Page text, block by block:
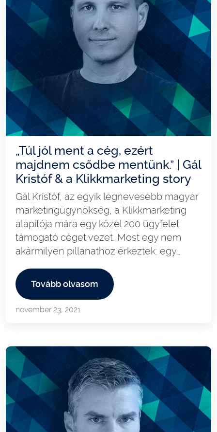
„Túl jól ment a cég, ezért
majdnem csődbe mentünk.” | Gál
Kristóf & a Klikkmarketing story
Gál Kristóf, az egyik legnevesebb magyar
marketingügynökség, a Klikkmarketing
alapítója mára egy közel 200 ügyfelet
támogató céget vezet. Most egy nem
akármilyen pillanathoz érkeztek: egy…
Tovább olvasom
november 23, 2021